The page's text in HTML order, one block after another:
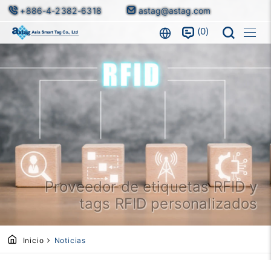
+886-4-2382-6318 astag@astag.com
0
Proveedor de etiquetas RFID y
tags RFID personalizados
Inicio Noticias